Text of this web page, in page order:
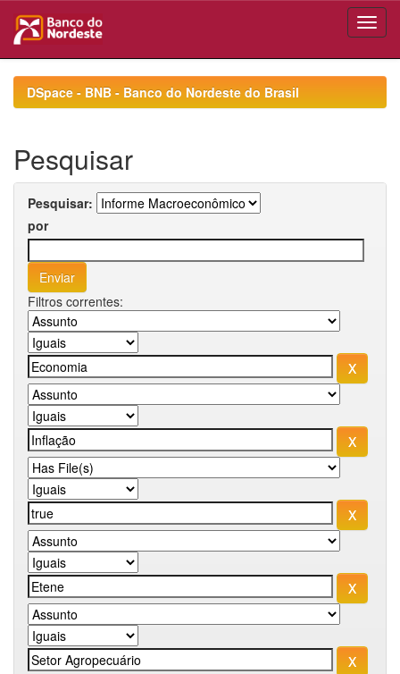
navigationDSpace - BNB - Banco do Nordeste do Brasil
Pesquisar
Pesquisar:
por
Filtros correntes: